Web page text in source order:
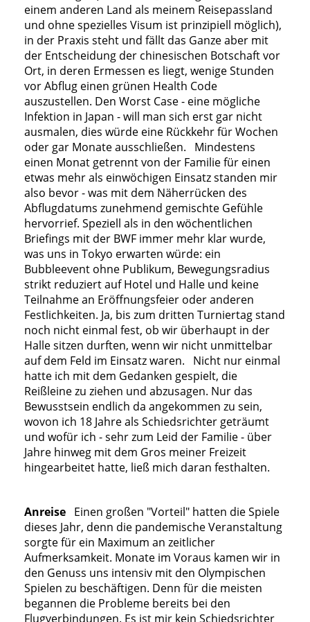
einem anderen Land als meinem Reisepassland
und ohne spezielles Visum ist prinzipiell möglich),
in der Praxis steht und fällt das Ganze aber mit
der Entscheidung der chinesischen Botschaft vor
Ort, in deren Ermessen es liegt, wenige Stunden
vor Abflug einen grünen Health Code
auszustellen. Den Worst Case - eine mögliche
Infektion in Japan - will man sich erst gar nicht
ausmalen, dies würde eine Rückkehr für Wochen
oder gar Monate ausschließen. Mindestens
einen Monat getrennt von der Familie für einen
etwas mehr als einwöchigen Einsatz standen mir
also bevor - was mit dem Näherrücken des
Abflugdatums zunehmend gemischte Gefühle
hervorrief. Speziell als in den wöchentlichen
Briefings mit der BWF immer mehr klar wurde,
was uns in Tokyo erwarten würde: ein
Bubbleevent ohne Publikum, Bewegungsradius
strikt reduziert auf Hotel und Halle und keine
Teilnahme an Eröffnungsfeier oder anderen
Festlichkeiten. Ja, bis zum dritten Turniertag stand
noch nicht einmal fest, ob wir überhaupt in der
Halle sitzen durften, wenn wir nicht unmittelbar
auf dem Feld im Einsatz waren. Nicht nur einmal
hatte ich mit dem Gedanken gespielt, die
Reißleine zu ziehen und abzusagen. Nur das
Bewusstsein endlich da angekommen zu sein,
wovon ich 18 Jahre als Schiedsrichter geträumt
und wofür ich - sehr zum Leid der Familie - über
Jahre hinweg mit dem Gros meiner Freizeit
hingearbeitet hatte, ließ mich daran festhalten.
Anreise Einen großen "Vorteil" hatten die Spiele
dieses Jahr, denn die pandemische Veranstaltung
sorgte für ein Maximum an zeitlicher
Aufmerksamkeit. Monate im Voraus kamen wir in
den Genuss uns intensiv mit den Olympischen
Spielen zu beschäftigen. Denn für die meisten
begannen die Probleme bereits bei den
Flugverbindungen. Es ist mir kein Schiedsrichter